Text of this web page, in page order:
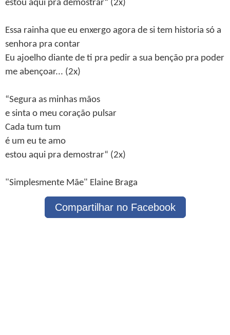
estou aqui pra demostrar“ (2x)
Essa rainha que eu enxergo agora de si tem historia só a
senhora pra contar
Eu ajoelho diante de ti pra pedir a sua benção pra poder
me abençoar... (2x)
“Segura as minhas mãos
e sinta o meu coração pulsar
Cada tum tum
é um eu te amo
estou aqui pra demostrar“ (2x)
"Simplesmente Mãe" Elaine Braga
Compartilhar no Facebook